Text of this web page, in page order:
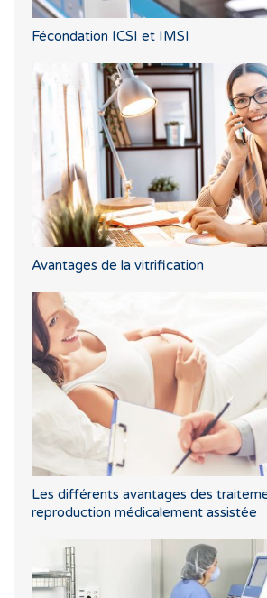
Fécondation ICSI et IMSI
Avantages de la vitrification
Les différents avantages des
reproduction médicalement assistée